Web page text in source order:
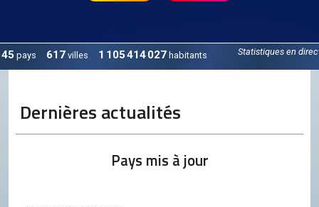
ORGANES DE L'OCGC
Conseil de l'OCGC
Statistiques en
45 pays 617 villes 1 105 414 027 habitants
Dernières actualités
Pays mis à jour